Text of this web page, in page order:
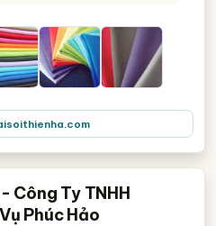
Công Ty TNHH
Phúc Hảo